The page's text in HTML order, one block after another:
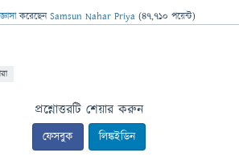
করেছেনSamsun Nahar Priya (47,710 পয়েন্ট)
প্রশ্নোত্তরটি শেয়ার করুন
ফেসবুক লিঙ্কইডিন